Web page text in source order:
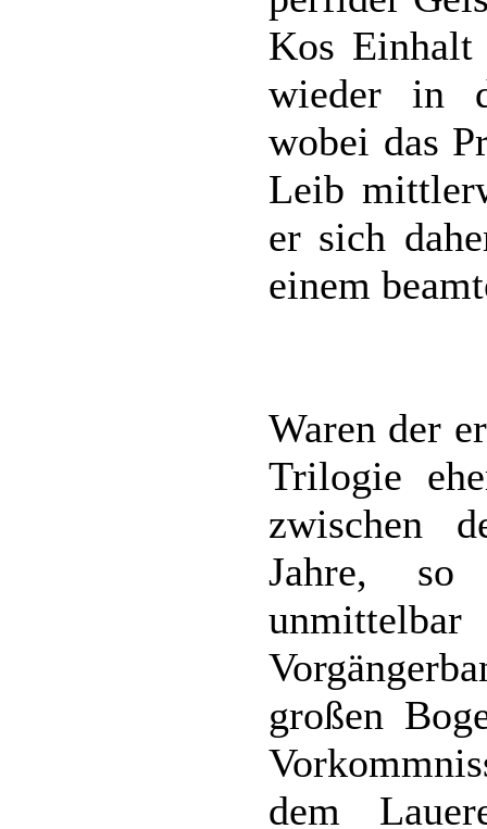
Kos Einhalt
wieder in
wobei das
Leib
er sich
einem
Waren der
Trilogie
zwischen
Jahre, so
großen
dem